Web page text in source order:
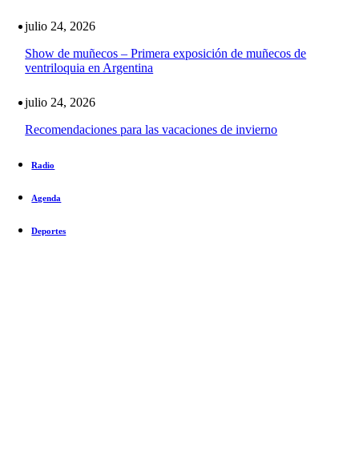
julio 24, 2026
Show de muñecos – Primera exposición de muñecos de
ventriloquia en Argentina
julio 24, 2026
Recomendaciones para las vacaciones de invierno
Radio
Agenda
Deportes